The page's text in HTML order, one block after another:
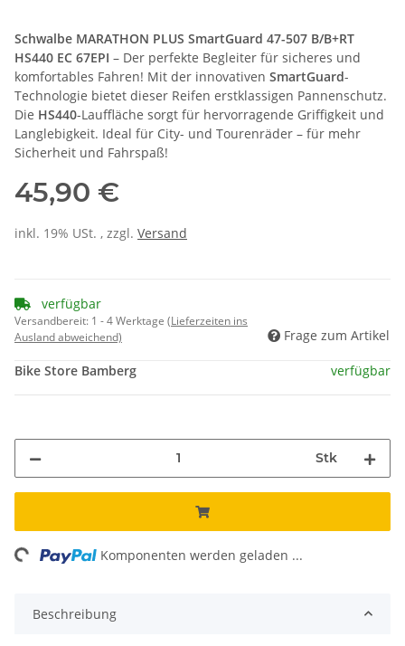
Schwalbe MARATHON PLUS SmartGuard 47-507 B/B+RT
HS440 EC 67EPI – Der perfekte Begleiter für sicheres und
komfortables Fahren! Mit der innovativen SmartGuard-
Technologie bietet dieser Reifen erstklassigen Pannenschutz.
Die HS440-Lauffläche sorgt für hervorragende Griffigkeit und
Langlebigkeit. Ideal für City- und Tourenräder – für mehr
Sicherheit und Fahrspaß!
45,90 €
inkl. 19% USt. , zzgl. Versand
verfügbar
Versandbereit: 1 - 4 Werktage (Lieferzeiten ins
Ausland abweichend)
Frage zum Artikel
Bike Store Bamberg verfügbar
Stk
Komponenten werden geladen ...
Beschreibung